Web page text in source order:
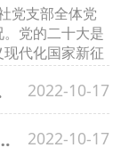
党支部全体党
党的二十大是
代化国家新征
开的一次十分
略意义。
议 2022-10-17
论话语体系建构”研讨会 2022-10-17